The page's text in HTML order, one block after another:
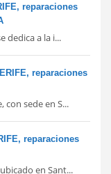
reparaciones
dedica a la i...
reparaciones
con sede en S...
reparaciones
en Sant...